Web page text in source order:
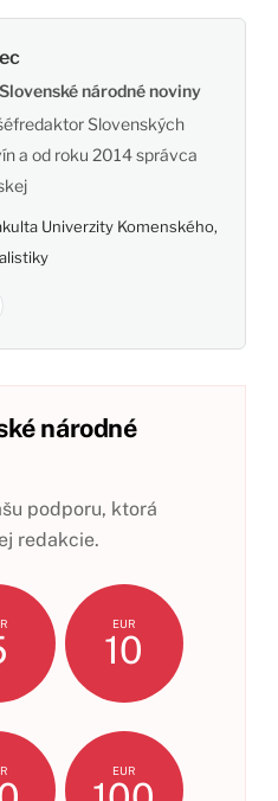
národné noviny
Slovenských
a od roku 2014 správca
Univerzity Komenského,
národné
podporu, ktorá
redakcie.
EUR
10
EUR